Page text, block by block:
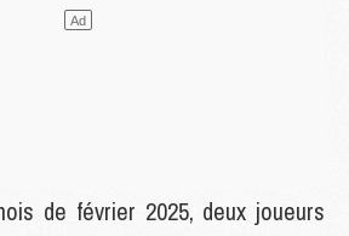
de février 2025, deux joueurs